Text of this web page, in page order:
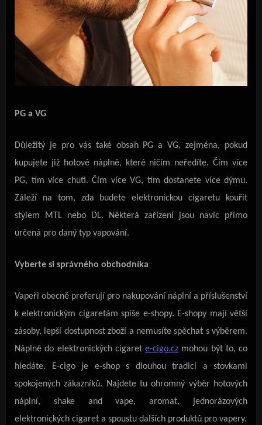
PG a VG
Důležitý je pro vás také obsah PG a VG, zejména, pokud
kupujete již hotové náplně, které ničím neředíte. Čím více
PG, tím více chuti. Čím více VG, tím dostanete více dýmu.
Záleží na tom, zda budete elektronickou cigaretu kouřit
stylem MTL nebo DL. Některá zařízení jsou navíc přímo
určená pro daný typ vapování.
Vyberte si správného obchodníka
Vapeři obecně preferují pro nakupování náplní a příslušenství
k elektronickým cigaretám spíše e-shopy. E-shopy mají větší
zásoby, lepší dostupnost zboží a nemusíte spěchat s výběrem.
Náplně do elektronických cigaret e-cigo.cz mohou být to, co
hledáte. E-cigo je e-shop s dlouhou tradicí a stovkami
spokojených zákazníků. Najdete tu ohromný výběr hotových
náplní, shake and vape, aromat, jednorázových
elektronických cigaret a spoustu dalších produktů pro vapery.